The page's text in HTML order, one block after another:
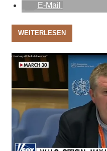
E-Mail
WEITERLESEN